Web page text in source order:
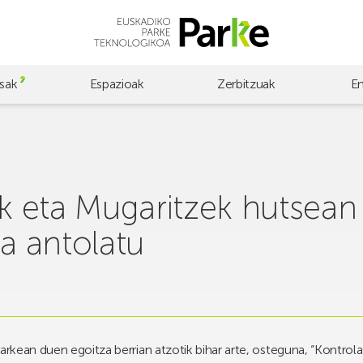
Espazioak Zerbitzuak
eta Mugaritzek
antolatu
duen egoitza berrian atzotik bihar arte, osteguna,